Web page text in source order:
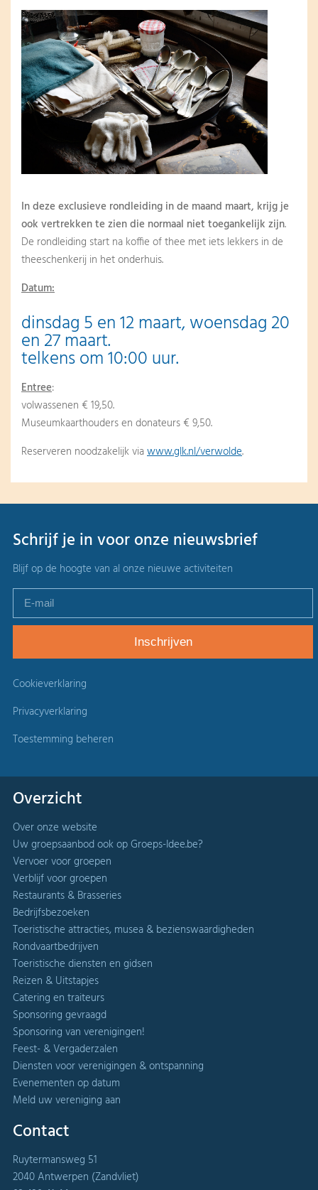
In deze exclusieve rondleiding in de maand maart, krijg je
ook vertrekken te zien die normaal niet toegankelijk zijn.
De rondleiding start na koffie of thee met iets lekkers in de
theeschenkerij in het onderhuis.
Datum:
dinsdag 5 en 12 maart, woensdag 20
en 27 maart.
telkens om 10:00 uur.
Entree:
volwassenen € 19,50.
Museumkaarthouders en donateurs € 9,50.
Reserveren noodzakelijk viawww.glk.nl/verwolde.
Schrijf je in voor onze nieuwsbrief
Blijf op de hoogte van al onze nieuwe activiteiten
Cookieverklaring
Privacyverklaring
Toestemming beheren
Overzicht
Over onze website
Uw groepsaanbod ook op Groeps-Idee.be?
Vervoer voor groepen
Verblijf voor groepen
Restaurants & Brasseries
Bedrijfsbezoeken
Toeristische attracties, musea & bezienswaardigheden
Rondvaartbedrijven
Toeristische diensten en gidsen
Reizen & Uitstapjes
Catering en traiteurs
Sponsoring gevraagd
Sponsoring van verenigingen!
Feest- & Vergaderzalen
Diensten voor verenigingen & ontspanning
Evenementen op datum
Meld uw vereniging aan
Contact
Ruytermansweg 51
2040 Antwerpen (Zandvliet)